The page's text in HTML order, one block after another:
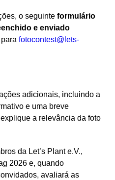
o seguinte formulário
e enviado
para fotocontest@lets-
adicionais, incluindo a
e uma breve
a relevância da foto
da Let’s Plant e.V.,
2026 e, quando
avaliará as